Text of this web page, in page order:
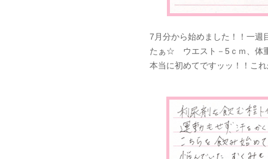
7月分から始めました！！一
たぁ☆ ウエスト－5ｃｍ、体
本当に初めてですッッ！！こ